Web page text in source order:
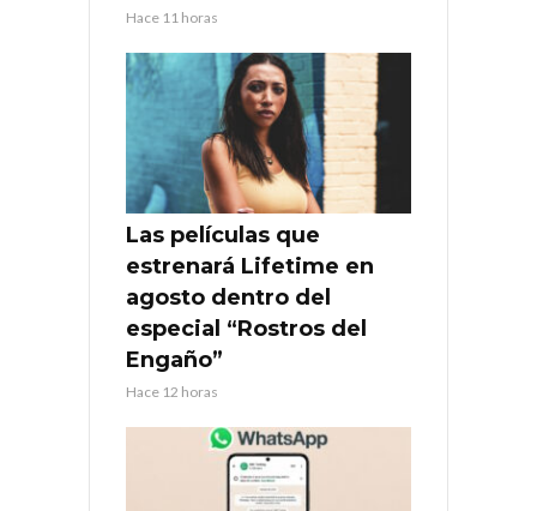
Hace 11 horas
Las películas que
estrenará Lifetime en
agosto dentro del
especial “Rostros del
Engaño”
Hace 12 horas